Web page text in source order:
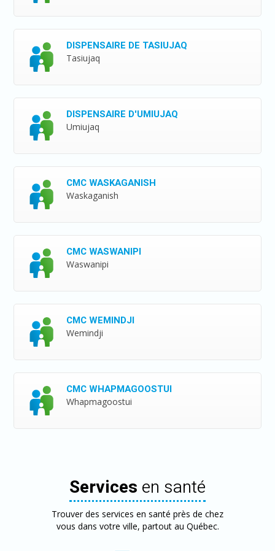
DISPENSAIRE DE TASIUJAQ
Tasiujaq
DISPENSAIRE D'UMIUJAQ
Umiujaq
CMC WASKAGANISH
Waskaganish
CMC WASWANIPI
Waswanipi
CMC WEMINDJI
Wemindji
CMC WHAPMAGOOSTUI
Whapmagoostui
Services en santé
Trouver des services en santé près de chez
vous dans votre ville, partout au Québec.